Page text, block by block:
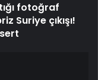
fotoğraf
Suriye çıkışı!